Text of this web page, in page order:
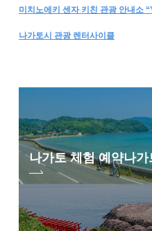
미치노에키 센자 키친 관광 안내소
나가토시 관광 렌터사이클
나가토 체험 예약나가